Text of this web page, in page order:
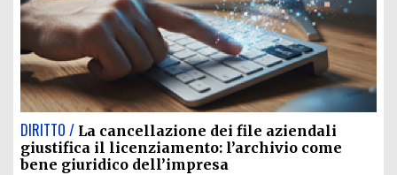
DIRITTO / La cancellazione dei file aziendali
giustifica il licenziamento: l’archivio come
bene giuridico dell’impresa